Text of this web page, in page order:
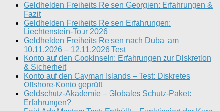
Geldhelden Freiheits Reisen Georgien: Erfahrungen &
Fazit
Geldhelden Freiheits Reisen Erfahrungen:
Liechtenstein-Tour 2026
Geldhelden Freiheits Reisen nach Dubai am
10.11.2026 – 12.11.2026 Test
Konto auf den Cookinseln: Erfahrungen zur Diskretion
& Sicherheit
Konto auf den Cayman Islands – Test: Diskretes
Offshore-Konto geprüft
Geldschutz-Akademie – Globales Schutz-Paket:
Erfahrungen?